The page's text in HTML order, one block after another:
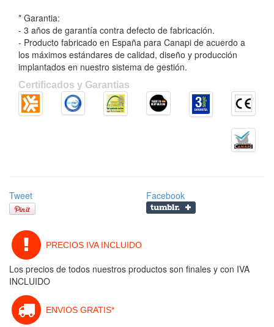
* Garantia:
- 3 años de garantía contra defecto de fabricación.
- Producto fabricado en España para Canapi de acuerdo a
los máximos estándares de calidad, diseño y producción
implantados en nuestro sistema de gestión.
Certificados y Garantias
Tweet Facebook
PRECIOS IVA INCLUIDO
Los precios de todos nuestros productos son finales y con IVA
INCLUIDO
ENVIOS GRATIS*